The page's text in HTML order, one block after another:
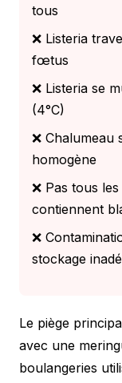
tous
❌ Listeria
fœtus
❌ Listeria se
(4°C)
❌ Chalumeau
homogène
❌ Pas tous
contiennent
❌
stockage
Le piège
avec une
boulangeries